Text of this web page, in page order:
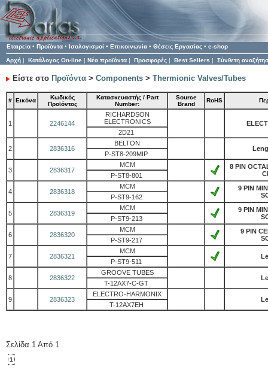
Εταιρεία • Προϊόντα • Ισολογισμοί • Επικοινωνία • Θέσεις Εργασίας • e-shop
Αρχή | Κατάλογος On-line | Νέα προϊόντα | Προσφορές | Best Sellers | Σύνθετη
Είστε στο Προϊόντα > Components > Thermionic Valves/Tubes
# Εικόνα
Κωδικός
Προϊόντος
Κατασκευαστής / Part
Number:
Source
Brand
RoHS
1 2246144
RICHARDSON
ELECTRONICS
2D21
2 2836316
BELTON
P-ST8-209MIP
3 2836317
MCM
8 PIN
P-ST8-801
4 2836318
MCM
9 PIN
P-ST9-162
5 2836319
MCM
9 PIN
P-ST9-213
6 2836320
MCM
9 PIN
P-ST9-217
7 2836321
MCM
P-ST9-511
8 2836322
GROOVE TUBES
T-12AX7-C-GT
9 2836323
ELECTRO-HARMONIX
T-12AX7EH
Σελίδα 1 Από 1
1